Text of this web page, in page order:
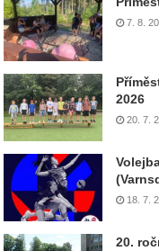
7. 8.
2026
20. 7.
18. 7.
20.